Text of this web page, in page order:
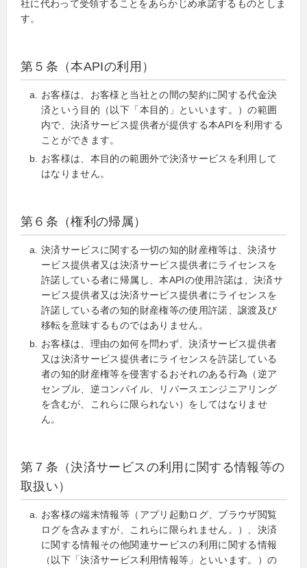
社に代わって受領することをあらかじめ承諾するものとしま
す。
第５条（本APIの利用）
お客様は、お客様と当社との間の契約に関する代金決
済という目的（以下「本目的」といいます。）の範囲
内で、決済サービス提供者が提供する本APIを利用する
ことができます。
お客様は、本目的の範囲外で決済サービスを利用して
はなりません。
第６条（権利の帰属）
決済サービスに関する一切の知的財産権等は、決済サ
ービス提供者又は決済サービス提供者にライセンスを
許諾している者に帰属し、本APIの使用許諾は、決済サ
ービス提供者又は決済サービス提供者にライセンスを
許諾している者の知的財産権等の使用許諾、譲渡及び
移転を意味するものではありません。
お客様は、理由の如何を問わず、決済サービス提供者
又は決済サービス提供者にライセンスを許諾している
者の知的財産権等を侵害するおそれのある行為（逆ア
センブル、逆コンパイル、リバースエンジニアリング
を含むが、これらに限られない）をしてはなりませ
ん。
第７条（決済サービスの利用に関する情報等の
取扱い）
お客様の端末情報等（アプリ起動ログ、ブラウザ閲覧
ログを含みますが、これらに限られません。）、決済
に関する情報その他関連サービスの利用に関する情報
（以下「決済サービス利用情報等」といいます。）の